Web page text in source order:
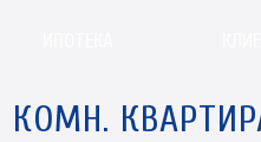
КОМН.